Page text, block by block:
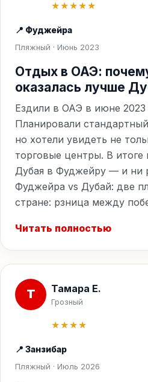
★★★★★
📍 Фуджейра
Пляжный · Июнь 2023
Отдых в ОАЭ:
оказалась лучше
Ездили в ОАЭ в июне 2023
Планировали
но хотели увидеть не
торговые центры. В итоге
Дубая в Фуджейру — и ни
Фуджейра vs Дубай: две
стране: рзница между
Читать полностью
Т Тамара Е.
Грозный
★★★★
📍 Занзибар
Пляжный · Июль 2026